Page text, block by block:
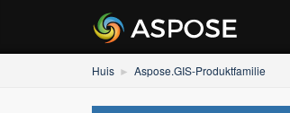
Huis Aspose.GIS-Produktfamilie